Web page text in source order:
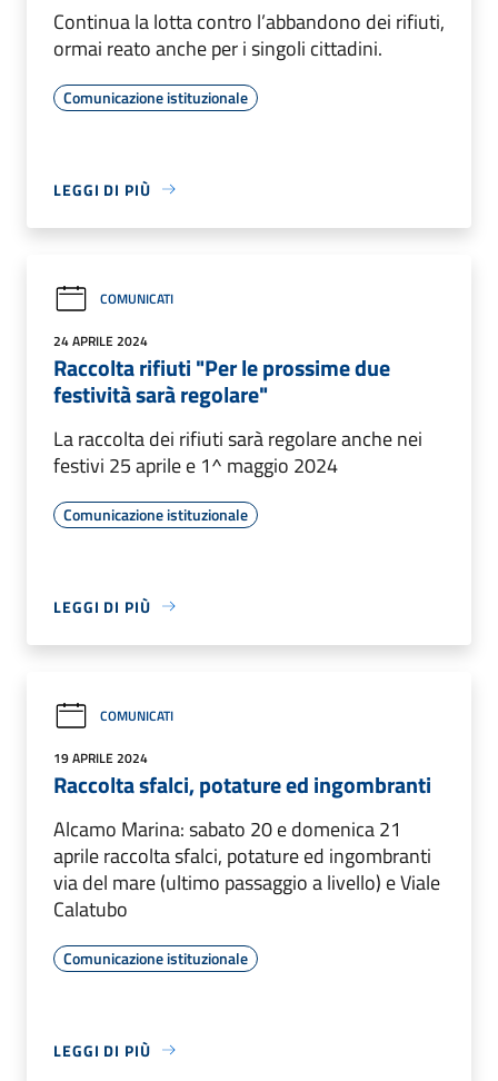
Continua la lotta contro l’abbandono dei rifiuti,
ormai reato anche per i singoli cittadini.
Comunicazione istituzionale
LEGGI DI PIÙ
COMUNICATI
24 APRILE 2024
Raccolta rifiuti "Per le prossime due
festività sarà regolare"
La raccolta dei rifiuti sarà regolare anche nei
festivi 25 aprile e 1^ maggio 2024
Comunicazione istituzionale
LEGGI DI PIÙ
COMUNICATI
19 APRILE 2024
Raccolta sfalci, potature ed ingombranti
Alcamo Marina: sabato 20 e domenica 21
aprile raccolta sfalci, potature ed ingombranti
via del mare (ultimo passaggio a livello) e Viale
Calatubo
Comunicazione istituzionale
LEGGI DI PIÙ